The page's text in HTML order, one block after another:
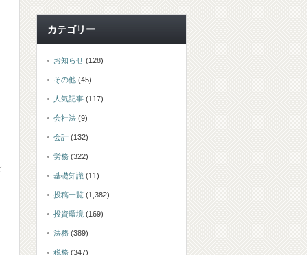
カテゴリー
お知らせ (128)
その他 (45)
人気記事 (117)
会社法 (9)
会計 (132)
労務 (322)
基礎知識 (11)
投稿一覧 (1,382)
投資環境 (169)
法務 (389)
税務 (347)